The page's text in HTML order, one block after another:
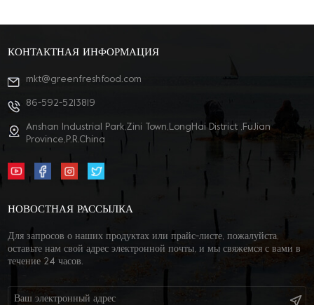
КОНТАКТНАЯ ИНФОРМАЦИЯ
mkt@greenfreshfood.com
86-592-5213819
Anshan Industrial Park,Zini Town,LongHai District ,FuJian
Province,P.R.China
НОВОСТНАЯ РАССЫЛКА
Для запросов о наших продуктах или прайс-листе, пожалуйста,
оставьте нам свой адрес электронной почты, и мы свяжемся с вами в
течение 24 часов.